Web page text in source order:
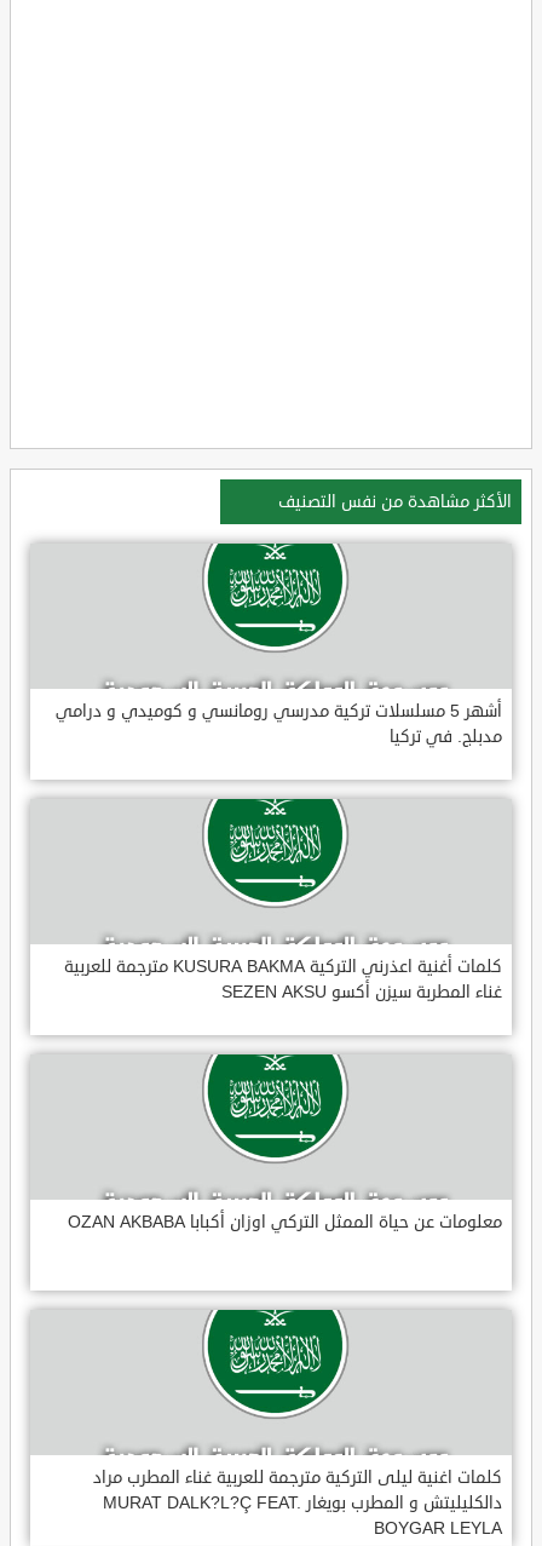
الأكثر مشاهدة من نفس التصنيف
أشهر 5 مسلسلات تركية مدرسي رومانسي و كوميدي و درامي
مدبلج. في تركيا
كلمات أغنية اعذرني التركية KUSURA BAKMA مترجمة للعربية
غناء المطربة سيزن أكسو SEZEN AKSU
معلومات عن حياة الممثل التركي اوزان أكبابا OZAN AKBABA
كلمات اغنية ليلى التركية مترجمة للعربية غناء المطرب مراد
دالكليليتش و المطرب بويغار MURAT DALK?L?Ç FEAT.
BOYGAR LEYLA